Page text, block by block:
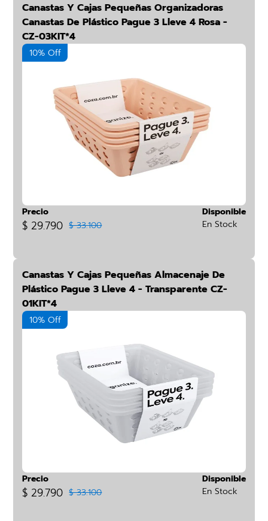
Canastas Y Cajas Pequeñas Organizadoras
Canastas De Plástico Pague 3 Lleve 4 Rosa -
CZ-03KIT*4
10% Off
Precio
$ 29.790 $ 33.100
Disponible
En Stock
Canastas Y Cajas Pequeñas Almacenaje De
Plástico Pague 3 Lleve 4 - Transparente CZ-
01KIT*4
10% Off
Precio
$ 29.790 $ 33.100
Disponible
En Stock